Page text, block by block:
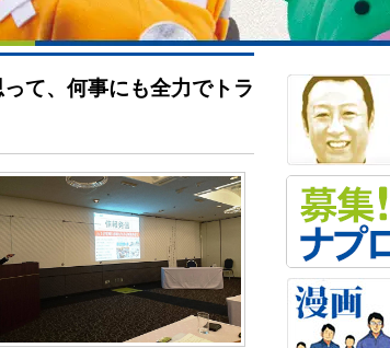
て、何事にも全力でトラ